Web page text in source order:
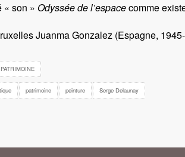
« son » Odyssée de l’espacecomme
Juanma Gonzalez (Espagne,
PATRIMOINE
patrimoine peinture Serge Delaunay